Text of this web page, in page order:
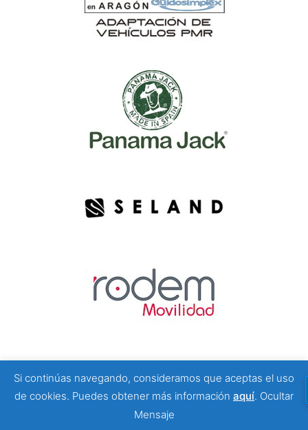
© 2026 Viajeros Sin Límite -. Funciona gracias a
Sydney
Si continúas navegando, consideramos que aceptas el uso
de cookies. Puedes obtener más información aquí. Ocultar
Mensaje